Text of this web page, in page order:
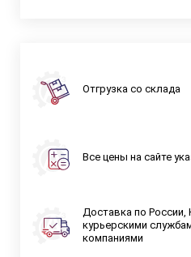
Отгрузка со склада
Все цены на сайте
Доставка по России,
курьерскими
компаниями